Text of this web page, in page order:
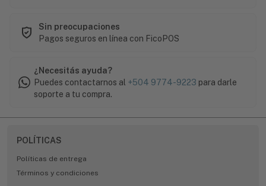
Sin preocupaciones
Pagos seguros en línea con FicoPOS
¿Necesitás ayuda?
Puedes contactarnos al +504 9774-9223 para darle
soporte a tu compra.
POLÍTICAS
Políticas de entrega
Términos y condiciones